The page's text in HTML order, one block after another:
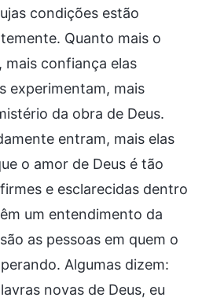
condições estão
Quanto mais o
mais confiança elas
experimentam, mais
da obra de Deus.
entram, mais elas
o amor de Deus é tão
e esclarecidas dentro
um entendimento da
as pessoas em quem o
Algumas dizem:
novas de Deus, eu